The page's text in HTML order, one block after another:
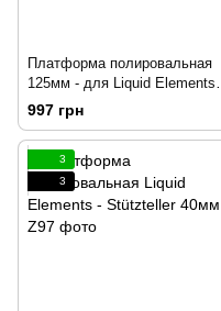
Платформа полировальная
125мм - для Liquid Elements
T4200 и T5200
997 грн
3
3